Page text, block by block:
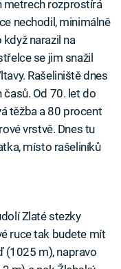
metrech rozprostírá
nechodil, minimálně
když narazil na
se jim snažil
Rašeliniště dnes
časů. Od 70. let do
těžba a 80 procent
vrstvě. Dnes tu
místo rašeliníků
Zlaté stezky
ruce tak budete mít
(1025 m), napravo